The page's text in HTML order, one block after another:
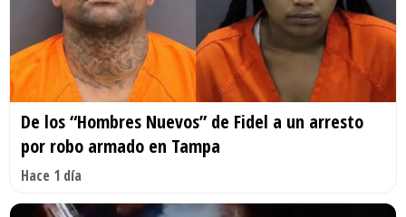
De los “Hombres Nuevos” de Fidel a un arresto
por robo armado en Tampa
Hace 1 día